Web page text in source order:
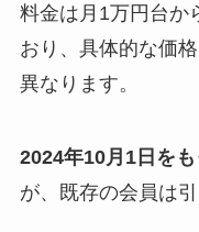
料金は月1万円台か
おり、具体的な価
異なります。
2024年10月1日を
が、既存の会員は